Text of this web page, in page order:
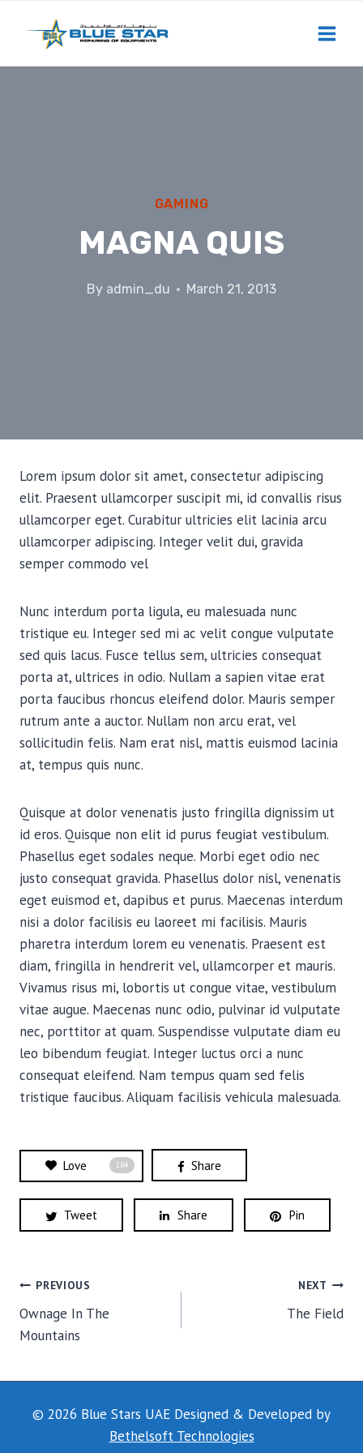
content
GAMING
MAGNA QUIS
By admin_du March 21, 2013
Lorem ipsum dolor sit amet, consectetur adipiscing
elit. Praesent ullamcorper suscipit mi, id convallis risus
ullamcorper eget. Curabitur ultricies elit lacinia arcu
ullamcorper adipiscing. Integer velit dui, gravida
semper commodo vel
Nunc interdum porta ligula, eu malesuada nunc
tristique eu. Integer sed mi ac velit congue vulputate
sed quis lacus. Fusce tellus sem, ultricies consequat
porta at, ultrices in odio. Nullam a sapien vitae erat
porta faucibus rhoncus eleifend dolor. Mauris semper
rutrum ante a auctor. Nullam non arcu erat, vel
sollicitudin felis. Nam erat nisl, mattis euismod lacinia
at, tempus quis nunc.
Quisque at dolor venenatis justo fringilla dignissim ut
id eros. Quisque non elit id purus feugiat vestibulum.
Phasellus eget sodales neque. Morbi eget odio nec
justo consequat gravida. Phasellus dolor nisl, venenatis
eget euismod et, dapibus et purus. Maecenas interdum
nisi a dolor facilisis eu laoreet mi facilisis. Mauris
pharetra interdum lorem eu venenatis. Praesent est
diam, fringilla in hendrerit vel, ullamcorper et mauris.
Vivamus risus mi, lobortis ut congue vitae, vestibulum
vitae augue. Maecenas nunc odio, pulvinar id vulputate
nec, porttitor at quam. Suspendisse vulputate diam eu
leo bibendum feugiat. Integer luctus orci a nunc
consequat eleifend. Nam tempus quam sed felis
tristique faucibus. Aliquam facilisis vehicula malesuada.
Love 184 Share
Tweet Share Pin
POST
NAVIGATION
PREVIOUS
Ownage In The
Mountains
NEXT
The Field
© 2026 Blue Stars UAE Designed & Developed by
Bethelsoft Technologies